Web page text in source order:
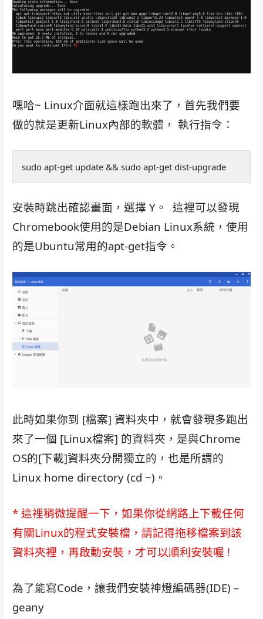
嘿哈~ Linux介面就這樣跑出來了，首先我們要
做的就是更新Linux內部的軟體， 執行指令：
sudo apt-get update && sudo apt-get dist-upgrade
安裝時跳出確認畫面，選擇 Y。 這裡可以發現
Chromebook使用的是Debian Linux系統，使用
的是Ubuntu常用的apt-get指令。
此時如果你到 [檔案] 資料夾中，就會發現多跑出
來了一個 [Linux檔案] 的資料夾，是與Chrome
OS的[下載]資料夾分開獨立的，也是所謂的
Linux home directory (cd ~)。
* 這裡稍微提醒一下，如果你從網路上下載任何
有關Linux的程式安裝檔，請記得拖移檔案到該
資料夾裡，再啟動安裝，才可以順利安裝喔 !
為了能寫Code，讓我們安裝神燈編碼器(IDE) –
geany